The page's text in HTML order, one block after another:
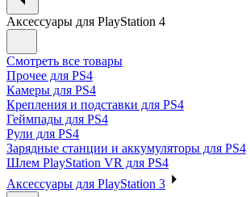
Аксессуары для PlayStation 4
Смотреть все товары
Прочее для PS4
Камеры для PS4
Крепления и подставки для PS4
Геймпады для PS4
Рули для PS4
Зарядные станции и аккумуляторы для PS4
Шлем PlayStation VR для PS4
Аксессуары для PlayStation 3